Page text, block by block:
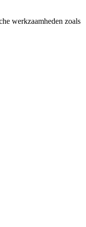
werkzaamheden zoals